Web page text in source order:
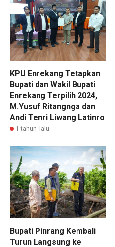
KPU Enrekang Tetapkan
Bupati dan Wakil Bupati
Enrekang Terpilih 2024,
M.Yusuf Ritangnga dan
Andi Tenri Liwang Latinro
1 tahun lalu
Bupati Pinrang Kembali
Turun Langsung ke